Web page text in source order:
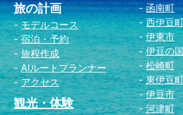
旅の計画
モデルコース
宿泊・予約
旅程作成
AIルートプランナー
アクセス
観光・体験
函南町
西伊豆
伊東市
伊豆の
松崎町
東伊豆
伊豆市
河津町